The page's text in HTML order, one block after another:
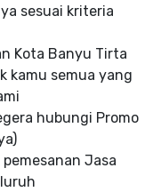
sesuai kriteria
Kota Banyu Tirta
kamu semua yang
hubungi Promo
Jasa